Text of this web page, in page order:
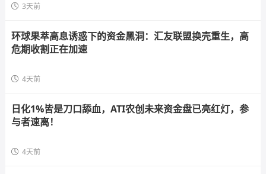
3天前
环球果萃高息诱惑下的资金黑洞：汇友联盟换壳重生，高
危期收割正在加速
4天前
日化1%皆是刀口舔血，ATI农创未来资金盘已亮红灯，参
与者速离！
4天前